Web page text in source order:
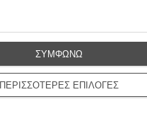
ΠΕΡΙΣΣΟΤΕΡΕΣ ΕΠΙΛΟΓΕΣ
ΣΥΜΦΩΝΩ